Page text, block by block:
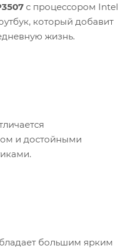
с процессором Intel
который добавит
жизнь.
и достойными
большим ярким